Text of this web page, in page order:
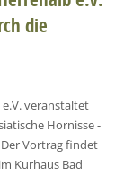
die
veranstaltet
Hornisse -
Vortrag findet
Kurhaus Bad